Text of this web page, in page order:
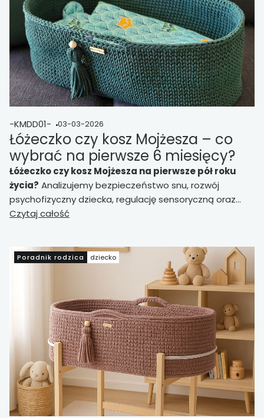
-KMDD01- 03-03-2026
Łóżeczko czy kosz Mojżesza – co
wybrać na pierwsze 6 miesięcy?
Łóżeczko czy kosz Mojżesza na pierwsze pół roku
życia? Analizujemy bezpieczeństwo snu, rozwój
psychofizyczny dziecka, regulację sensoryczną oraz
organizację przestrzeni w domu.
Czytaj całość
Poradnik rodzica dziecko